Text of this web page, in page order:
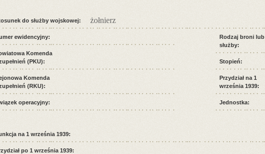
do służby wojskowej: żołnierz
ewidencyjny:
Komenda
(PKU):
Komenda
(RKU):
operacyjny:
Rodzaj broni lub
służby:
Stopień:
Przydział na 1
września 1939:
Jednostka:
na 1 września 1939:
po 1 września 1939: